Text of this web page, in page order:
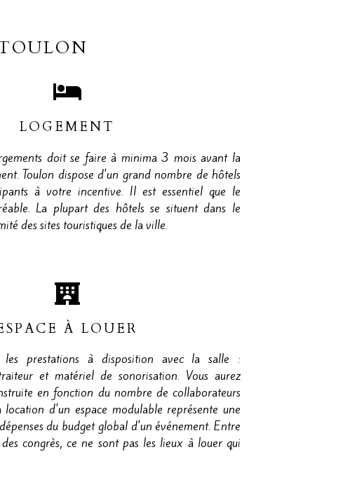
LOGEMENT
doit se faire à minima 3 mois avant la
Toulon dispose d'un grand nombre de hôtels
à votre incentive. Il est essentiel que le
La plupart des hôtels se situent dans le
des sites touristiques de la ville.
À LOUER
les prestations à disposition avec la salle :
et matériel de sonorisation. Vous aurez
en fonction du nombre de collaborateurs
location d'un espace modulable représente une
du budget global d'un événement. Entre
congrès, ce ne sont pas les lieux à louer qui